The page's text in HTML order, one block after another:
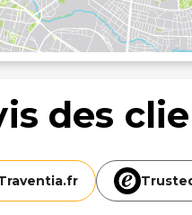
des
fr